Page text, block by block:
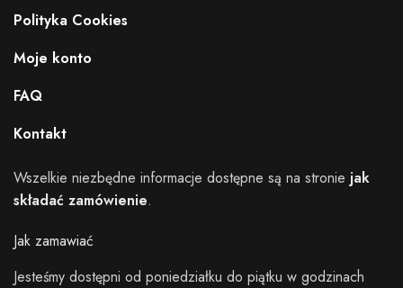
Polityka Cookies
Moje konto
FAQ
Kontakt
Wszelkie niezbędne informacje dostępne są na stronie jak
składać zamówienie.
Jak zamawiać
Jesteśmy dostępni od poniedziałku do piątku w godzinach